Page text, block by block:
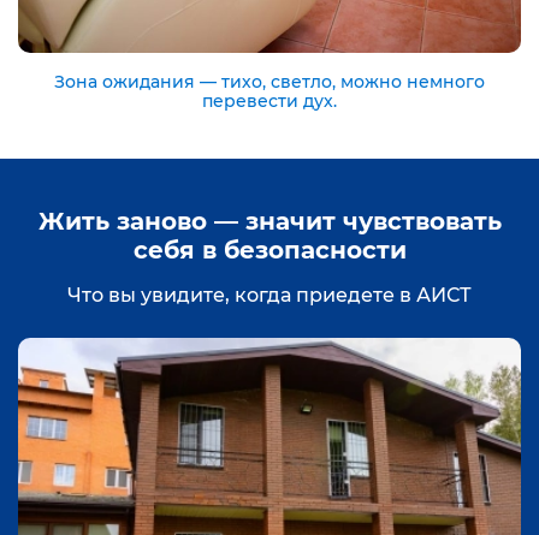
Зона ожидания — тихо, светло, можно немного
перевести дух.
Жить заново — значит чувствовать
себя в безопасности
Что вы увидите, когда приедете в АИСТ